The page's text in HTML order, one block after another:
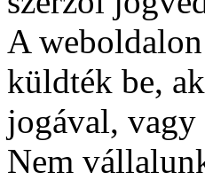
A
küldték be,
jogával,
Nem